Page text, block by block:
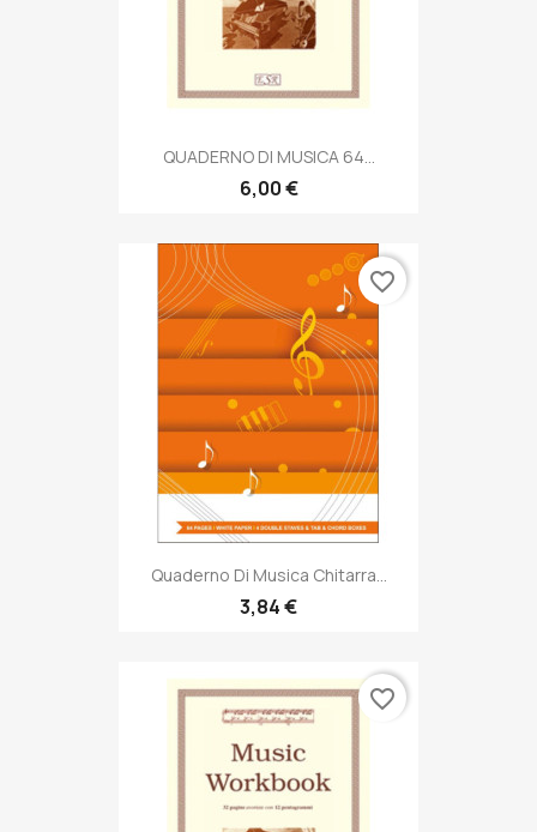
QUADERNO DI MUSICA 64...
6,00 €
Quaderno Di Musica Chitarra...
3,84 €
favorite_border
favorite_border